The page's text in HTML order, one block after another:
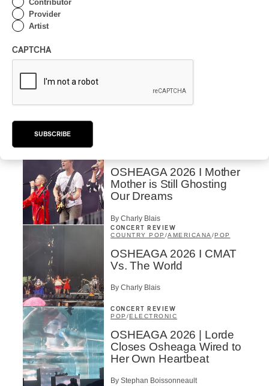
Domesicle Series: The
Story of Sister Zo
OSHEAGA 2026 I Mother
Mother is Still Ghosting
Our Dreams
By Charly Blais
CONCERT REVIEW
COUNTRY POP /AMERICANA /POP
OSHEAGA 2026 I CMAT
Vs. The World
By Charly Blais
CONCERT REVIEW
POP /ELECTRONIC
OSHEAGA 2026 | Lorde
Closes Osheaga Wired to
Her Own Heartbeat
By Stephan Boissonneault
Contributor
Provider
Artist
CAPTCHA
SUBSCRIBE